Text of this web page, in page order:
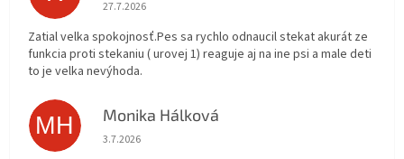
27.7.2026
Zatial velka spokojnosť.Pes sa rychlo odnaucil stekat akurát ze
funkcia proti stekaniu ( urovej 1) reaguje aj na ine psi a male deti
to je velka nevýhoda.
MH Monika Hálková
Hodnotenie obchodu je 5 z 5 hviezdičiek.
3.7.2026